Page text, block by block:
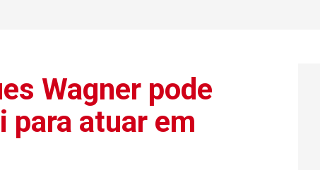
Wagner pode
para atuar em